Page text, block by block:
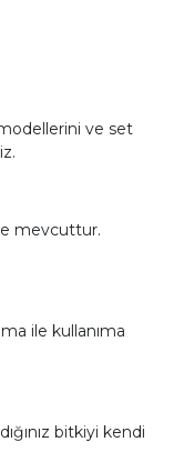
modellerini ve set
mevcuttur.
ile kullanıma
bitkiyi kendi